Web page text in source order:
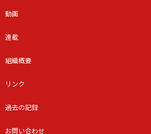
動画
連載
組織概要
リンク
過去の記録
お問い合わせ